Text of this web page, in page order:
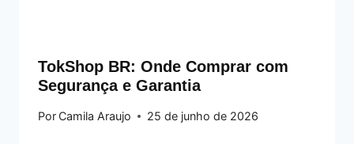
TokShop BR: Onde Comprar com
Segurança e Garantia
PorCamila Araujo 25 de junho de 2026